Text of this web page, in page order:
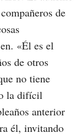
de
«Él es el
de otros
no tiene
la difícil
anterior
él, invitando